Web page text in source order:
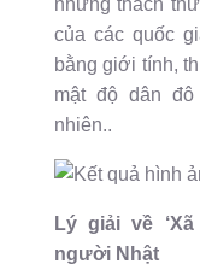
những thách
của các quốc
bằng giới tính,
mật độ dân
nhiên..
Lý giải về
người Nhật